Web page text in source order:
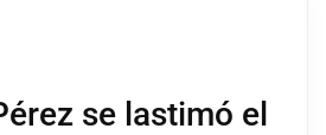
se lastimó el